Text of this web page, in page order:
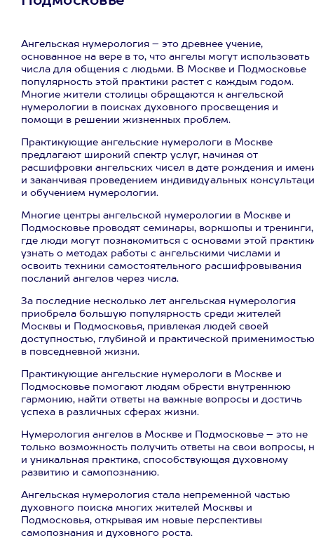
Ангельская нумерология – это древнее учение,
основанное на вере в то, что ангелы могут использовать
числа для общения с людьми. В Москве и Подмосковье
популярность этой практики растет с каждым годом.
Многие жители столицы обращаются к ангельской
нумерологии в поисках духовного просвещения и
помощи в решении жизненных проблем.
Практикующие ангельские нумерологи в Москве
предлагают широкий спектр услуг, начиная от
расшифровки ангельских чисел в дате рождения и
и заканчивая проведением индивидуальных
и обучением нумерологии.
Многие центры ангельской нумерологии в Москве и
Подмосковье проводят семинары, воркшопы и тренинги,
где люди могут познакомиться с основами этой
узнать о методах работы с ангельскими числами и
освоить техники самостоятельного расшифровывания
посланий ангелов через числа.
За последние несколько лет ангельская нумерология
приобрела большую популярность среди жителей
Москвы и Подмосковья, привлекая людей своей
доступностью, глубиной и практической применимостью
в повседневной жизни.
Практикующие ангельские нумерологи в Москве и
Подмосковье помогают людям обрести внутреннюю
гармонию, найти ответы на важные вопросы и достичь
успеха в различных сферах жизни.
Нумерология ангелов в Москве и Подмосковье – это не
только возможность получить ответы на свои вопросы,
и уникальная практика, способствующая духовному
развитию и самопознанию.
Ангельская нумерология стала непременной частью
духовного поиска многих жителей Москвы и
Подмосковья, открывая им новые перспективы
самопознания и духовного роста.